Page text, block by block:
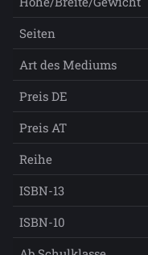
Seiten
Art des Mediums
Preis DE
Preis AT
Reihe
ISBN-13
ISBN-10